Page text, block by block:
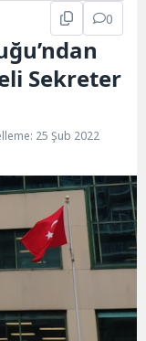
Sözleşmeli
0
Sekreter
25 Şub 2022